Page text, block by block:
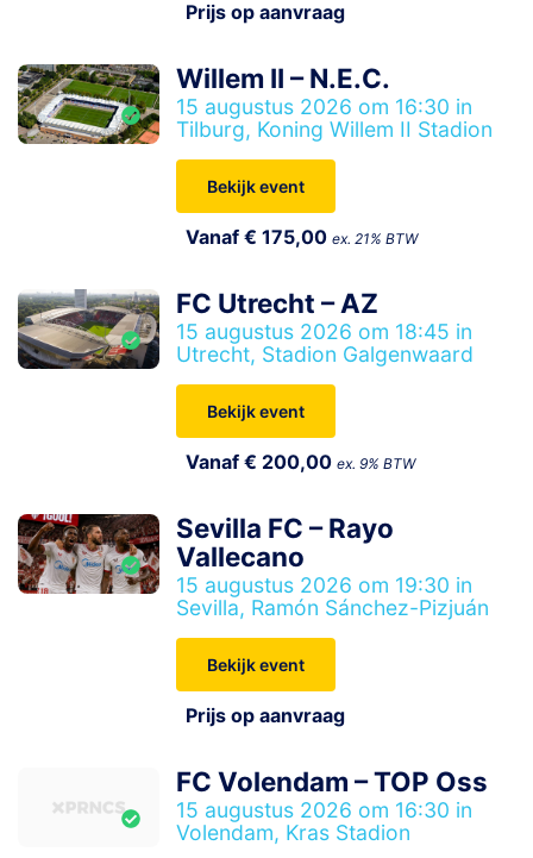
Prijs op aanvraag
Willem II – N.E.C.
15 augustus 2026 om 16:30 in
Tilburg, Koning Willem II Stadion
Bekijk event
Vanaf € 175,00ex. 21% BTW
FC Utrecht – AZ
15 augustus 2026 om 18:45 in
Utrecht, Stadion Galgenwaard
Bekijk event
Vanaf € 200,00ex. 9% BTW
Sevilla FC – Rayo
Vallecano
15 augustus 2026 om 19:30 in
Sevilla, Ramón Sánchez-Pizjuán
Bekijk event
Prijs op aanvraag
FC Volendam – TOP Oss
15 augustus 2026 om 16:30 in
Volendam, Kras Stadion